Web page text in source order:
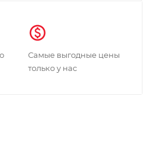
Самые выгодные цены
только у нас